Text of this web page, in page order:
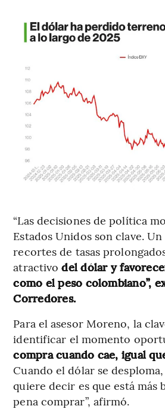
“Las decisiones de política
Estados Unidos son clave.
recortes de tasas
atractivodel dólar y
como el peso colombiano”,
Corredores.
Para el asesor Moreno, la
identificar el momento
compra cuando cae, igual
Cuando el dólar se
quiere decir es que está más
pena comprar”, afirmó.